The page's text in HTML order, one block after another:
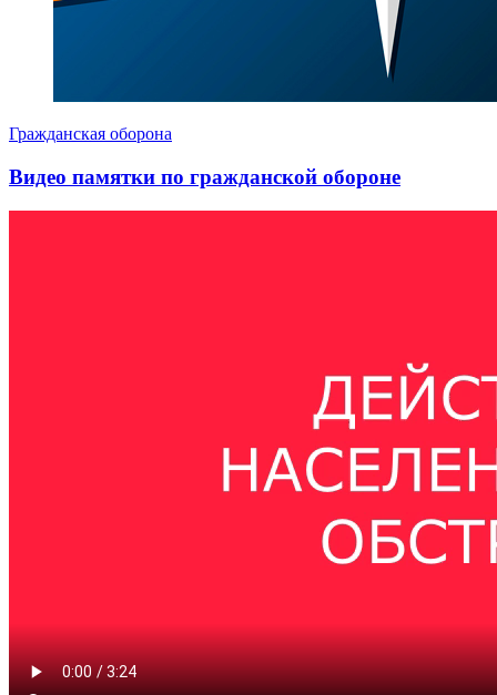
Гражданская оборона
Видео памятки по гражданской обороне